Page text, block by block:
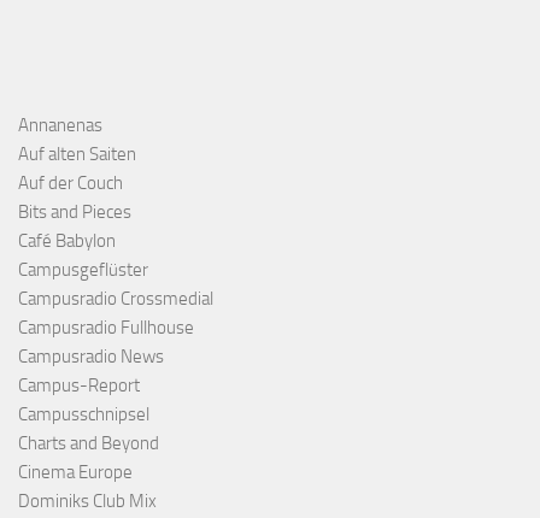
Annanenas
Auf alten Saiten
Auf der Couch
Bits and Pieces
Café Babylon
Campusgeflüster
Campusradio Crossmedial
Campusradio Fullhouse
Campusradio News
Campus-Report
Campusschnipsel
Charts and Beyond
Cinema Europe
Dominiks Club Mix